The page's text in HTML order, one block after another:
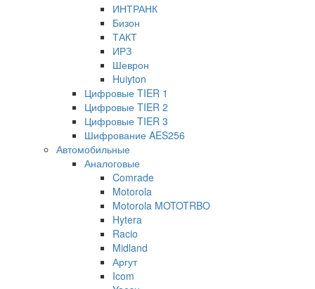
ИНТРАНК
Бизон
ТАКТ
ИРЗ
Шеврон
Huiyton
Цифровые TIER 1
Цифровые TIER 2
Цифровые TIER 3
Шифрование AES256
Автомобильные
Аналоговые
Comrade
Motorola
Motorola MOTOTRBO
Hytera
Racio
Midland
Аргут
Icom